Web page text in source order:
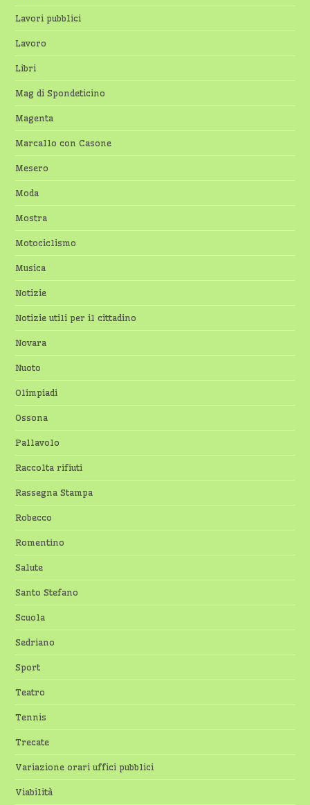
Lavori pubblici
Lavoro
Libri
Mag di Spondeticino
Magenta
Marcallo con Casone
Mesero
Moda
Mostra
Motociclismo
Musica
Notizie
Notizie utili per il cittadino
Novara
Nuoto
Olimpiadi
Ossona
Pallavolo
Raccolta rifiuti
Rassegna Stampa
Robecco
Romentino
Salute
Santo Stefano
Scuola
Sedriano
Sport
Teatro
Tennis
Trecate
Variazione orari uffici pubblici
Viabilità